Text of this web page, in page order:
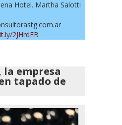
Hotel. Martha Salotti
2JHrdEB
empresa
tapado de